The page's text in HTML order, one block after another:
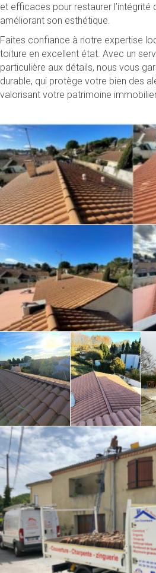
et efficaces pour restaurer
améliorant son esthétique.
Faites confiance à notre expertise
toiture en excellent état. Avec un
particulière aux détails, nous vous
durable, qui protège votre bien des
valorisant votre patrimoine